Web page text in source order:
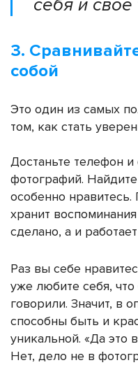
себя и свое
3.
собой
Это один из самых
том, как стать
Достаньте телефон
фотографий.
особенно нравитесь.
хранит
сделано, а и
Раз вы себе
уже любите себя,
говорили. Значит, в
способны быть и
уникальной. «Да это
Нет, дело не в